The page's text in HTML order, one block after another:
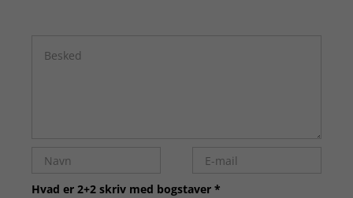
Hvad er 2+2 skriv med bogstaver *